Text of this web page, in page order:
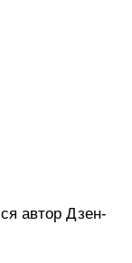
автор Дзен-